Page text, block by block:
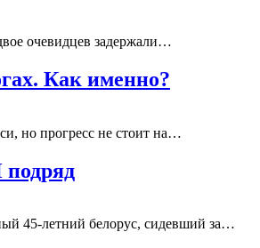
очевидцев задержали…
Как именно?
но прогресс не стоит на…
45-летний белорус, сидевший за…